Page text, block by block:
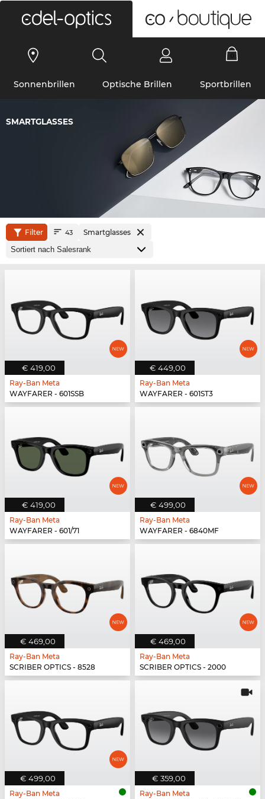
Sonnenbrillen Optische Brillen Sportbrillen
SMARTGLASSES
Filter 43 Smartglasses
€ 419,00
Ray-Ban Meta
WAYFARER - 601SSB
€ 449,00
Ray-Ban Meta
WAYFARER - 601ST3
€ 419,00
Ray-Ban Meta
WAYFARER - 601/71
€ 499,00
Ray-Ban Meta
WAYFARER - 6840MF
€ 469,00
Ray-Ban Meta
SCRIBER OPTICS - 8528
€ 469,00
Ray-Ban Meta
SCRIBER OPTICS - 2000
€ 499,00
Ray-Ban Meta
€ 359,00
Ray-Ban Meta